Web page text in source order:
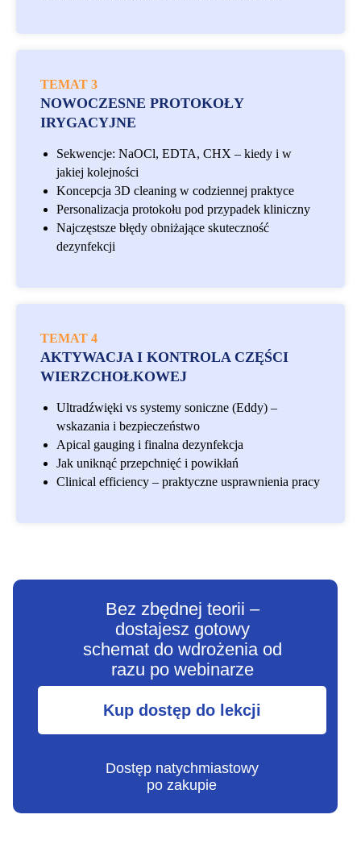
TEMAT 3
NOWOCZESNE PROTOKOŁY
IRYGACYJNE
Sekwencje: NaOCl, EDTA, CHX – kiedy i w
jakiej kolejności
Koncepcja 3D cleaning w codziennej praktyce
Personalizacja protokołu pod przypadek kliniczny
Najczęstsze błędy obniżające skuteczność
dezynfekcji
TEMAT 4
AKTYWACJA I KONTROLA CZĘŚCI
WIERZCHOŁKOWEJ
Ultradźwięki vs systemy soniczne (Eddy) –
wskazania i bezpieczeństwo
Apical gauging i finalna dezynfekcja
Jak uniknąć przepchnięć i powikłań
Clinical efficiency – praktyczne usprawnienia pracy
Bez zbędnej teorii –
dostajesz gotowy
schemat do wdrożenia od
razu po webinarze
Kup dostęp do lekcji
Dostęp natychmiastowy
po zakupie